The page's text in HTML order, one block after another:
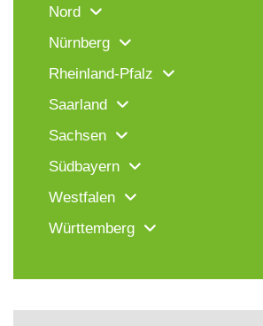
Nord
Nürnberg
Rheinland-Pfalz
Saarland
Sachsen
Südbayern
Westfalen
Württemberg